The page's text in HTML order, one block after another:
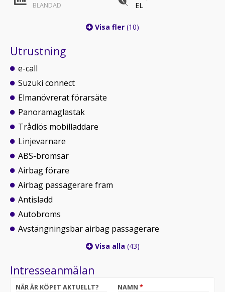
BLANDAD
EL
Visa fler (10)
Utrustning
e-call
Suzuki connect
Elmanövrerat förarsäte
Panoramaglastak
Trådlös mobilladdare
Linjevarnare
ABS-bromsar
Airbag förare
Airbag passagerare fram
Antisladd
Autobroms
Avstängningsbar airbag passagerare
Visa alla (43)
Intresseanmälan
NÄR ÄR KÖPET AKTUELLT? NAMN *